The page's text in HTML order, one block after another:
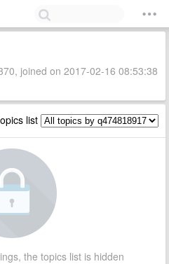
joined on 2017-02-16 08:53:38
list
the topics list is hidden